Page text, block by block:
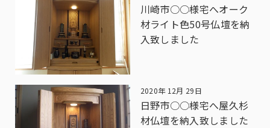
川崎市○○様宅へオーク
材ライト色50号仏壇を納
入致しました
2020年 12月 29日
日野市○○様宅へ屋久杉
材仏壇を納入致しました